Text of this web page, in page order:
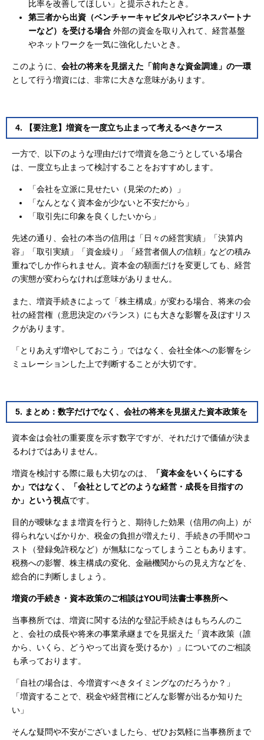
比率を改善してほしい」と提示されたとき。
第三者から出資（ベンチャーキャピタルやビジネスパートナ
ーなど）を受ける場合 外部の資金を取り入れて、経営基盤
やネットワークを一気に強化したいとき。
このように、 会社の将来を見据えた「前向きな資金調達」の一環
として行う増資には、非常に大きな意味があります。
4. 【要注意】増資を一度立ち止まって考えるべきケース
一方で、以下のような理由だけで増資を急ごうとしている場合
は、一度立ち止まって検討することをおすすめします。
「会社を立派に見せたい（見栄のため）」
「なんとなく資本金が少ないと不安だから」
「取引先に印象を良くしたいから」
先述の通り、会社の本当の信用は「日々の経営実績」「決算内
容」「取引実績」「資金繰り」「経営者個人の信頼」などの積み
重ねでしか作られません。資本金の額面だけを変更しても、経営
の実態が変わらなければ意味がありません。
また、増資手続きによって「株主構成」が変わる場合、将来の会
社の経営権（意思決定のバランス）にも大きな影響を及ぼすリス
クがあります。
「とりあえず増やしておこう」ではなく、会社全体への影響をシ
ミュレーションした上で判断することが大切です。
5. まとめ：数字だけでなく、会社の将来を見据えた資本政策を
資本金は会社の重要度を示す数字ですが、それだけで価値が決ま
るわけではありません。
増資を検討する際に最も大切なのは、
「資本金をいくらにする
か」ではなく、「会社としてどのような経営・成長を目指すの
か」という視点です。
目的が曖昧なまま増資を行うと、期待した効果（信用の向上）が
得られないばかりか、税金の負担が増えたり、手続きの手間やコ
スト（登録免許税など）が無駄になってしまうこともあります。
税務への影響、株主構成の変化、金融機関からの見え方などを、
総合的に判断しましょう。
増資の手続き・資本政策のご相談はYOU司法書士事務所へ
当事務所では、増資に関する法的な登記手続きはもちろんのこ
と、会社の成長や将来の事業承継までを見据えた「資本政策（誰
から、いくら、どうやって出資を受けるか）」についてのご相談
も承っております。
「自社の場合は、今増資すべきタイミングなのだろうか？」
「増資することで、税金や経営権にどんな影響が出るか知りた
い」
そんな疑問や不安がございましたら、ぜひお気軽に当事務所まで